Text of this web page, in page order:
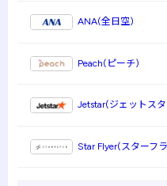
ANA(全日空)
Peach(ピーチ)
Jetstar(ジェットス
Star Flyer(スターフ